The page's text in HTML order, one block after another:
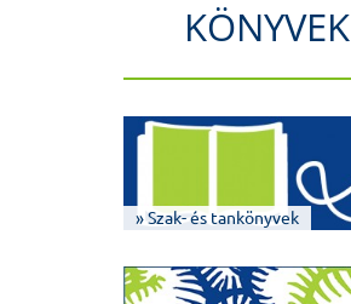
KÖNYVEK
» Szak- és tankönyvek